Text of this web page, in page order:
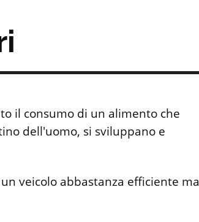
il consumo di un alimento che
dell'uomo, si sviluppano e
veicolo abbastanza efficiente ma